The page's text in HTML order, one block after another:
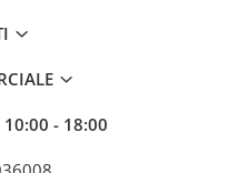
10:00 - 18:00